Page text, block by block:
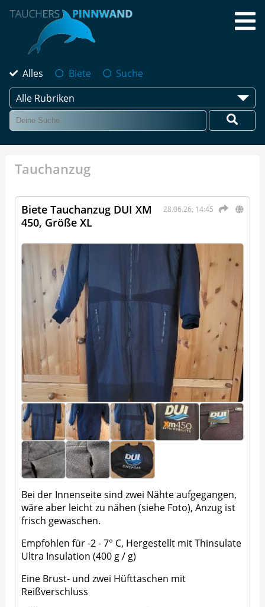
Alles Biete
Suche
Alle Rubriken
Tauchanzug
28.06.26, 14:45
Biete Tauchanzug DUI XM
450, Größe XL
Bei der Innenseite sind zwei Nähte aufgegangen,
wäre aber leicht zu nähen (siehe Foto), Anzug ist
frisch gewaschen.
Empfohlen für -2 - 7° C, Hergestellt mit Thinsulate
Ultra Insulation (400 g / g)
Eine Brust- und zwei Hüfttaschen mit
Reißverschluss